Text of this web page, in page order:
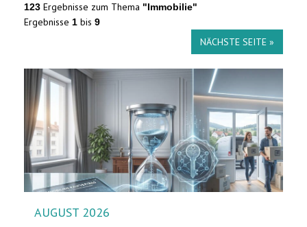
123 Ergebnisse zum Thema "Immobilie"
Ergebnisse 1 bis 9
NÄCHSTE SEITE »
AUGUST 2026